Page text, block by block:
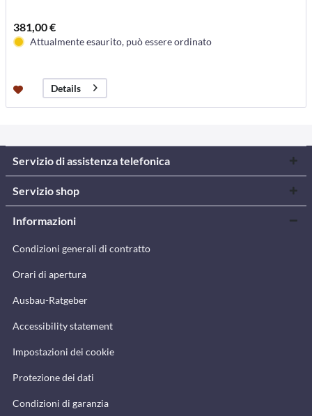
381,00 €
Attualmente esaurito, può essere ordinato
Details
Servizio di assistenza telefonica
Servizio shop
Informazioni
Condizioni generali di contratto
Orari di apertura
Ausbau-Ratgeber
Accessibility statement
Impostazioni dei cookie
Protezione dei dati
Condizioni di garanzia